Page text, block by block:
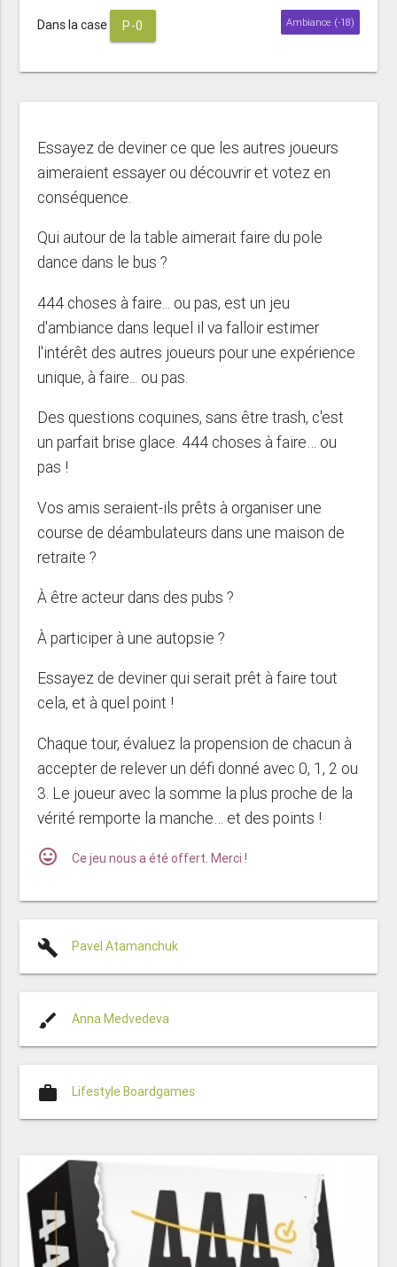
Dans la case P-0 Ambiance (-18)
Essayez de deviner ce que les autres joueurs
aimeraient essayer ou découvrir et votez en
conséquence.
Qui autour de la table aimerait faire du pole
dance dans le bus ?
444 choses à faire... ou pas, est un jeu
d'ambiance dans lequel il va falloir estimer
l'intérêt des autres joueurs pour une expérience
unique, à faire... ou pas.
Des questions coquines, sans être trash, c'est
un parfait brise glace. 444 choses à faire… ou
pas !
Vos amis seraient-ils prêts à organiser une
course de déambulateurs dans une maison de
retraite ?
À être acteur dans des pubs ?
À participer à une autopsie ?
Essayez de deviner qui serait prêt à faire tout
cela, et à quel point !
Chaque tour, évaluez la propension de chacun à
accepter de relever un défi donné avec 0, 1, 2 ou
3. Le joueur avec la somme la plus proche de la
vérité remporte la manche… et des points !
mood Ce jeu nous a été offert. Merci !
build Pavel Atamanchuk
brush Anna Medvedeva
work Lifestyle Boardgames